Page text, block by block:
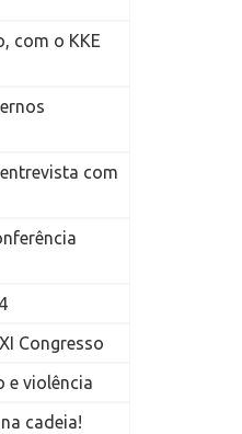
com o KKE
com
Congresso
e violência
cadeia!